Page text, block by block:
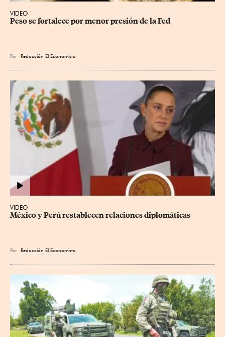
VIDEO
Peso se fortalece por menor presión de la Fed
Por Redacción El Economista
VIDEO
México y Perú restablecen relaciones diplomáticas
Por Redacción El Economista